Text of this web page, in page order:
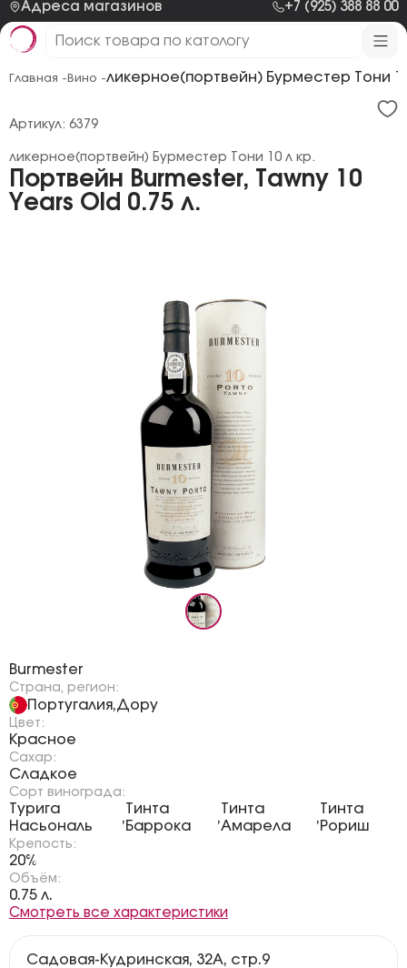
Адреса магазинов +7 (925) 388 88 00
Главная - Вино -ликерное(портвейн) Бурместер Тони
Портвейн Burmester, Tawny 10
Years Old 0.75 л.
ликерное(портвейн) Бурместер Тони 10 л кр.
Артикул: 6379
Burmester
Страна, регион:
Португалия,Дору
Цвет:
Красное
Сахар:
Сладкое
Сорт винограда:
Турига
Насьональ
,
Тинта
Баррока
,
Тинта
Амарела
,
Тинта
Рориш
Крепость:
20%
Объём:
0.75 л.
Смотреть все характеристики
Садовая-Кудринская, 32А, стр.9